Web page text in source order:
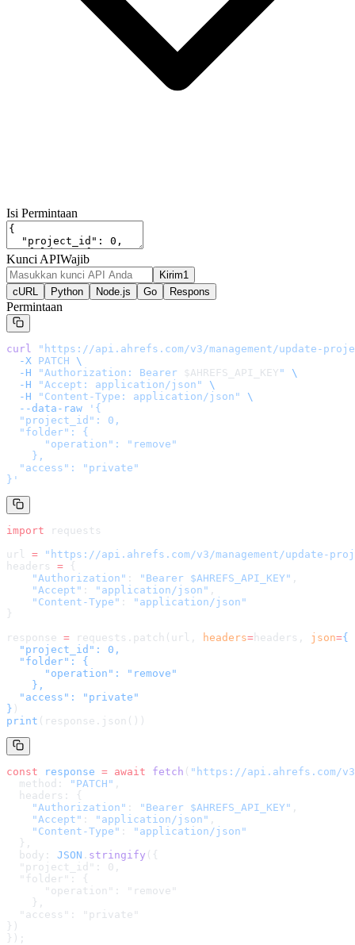
Isi Permintaan
Kunci APIWajib
Kirim1
cURL
Python Node.js Go Respons
Permintaan
curl " https://api.ahrefs.com/v3/management/update-
  -X
PATCH \
  -H
"Authorization: Bearer $AHREFS_API_KEY "
\
  -H
"Accept: application/json"
\
  -H
"Content-Type: application/json"
\
  --data-raw
' {
  "project_id": 0,
  "folder": {
      "operation": "remove"
    },
  "access": "private"
} '
import requests
url = " https://api.ahrefs.com/v3/management/update-
headers = {
    "Authorization"
: "Bearer $AHREFS_API_KEY" ,
    "Accept"
: "application/json" ,
    "Content-Type"
:
"application/json"
}
response = requests.patch(url, headers= headers , json={
  "project_id": 0,
  "folder": {
      "operation": "remove"
    },
  "access": "private"
} )
print (response.json())
const response = await fetch ( " https://api.ahrefs.com/
  method:
"PATCH" ,
  headers: {
    "Authorization"
: "Bearer $AHREFS_API_KEY" ,
    "Accept"
: "application/json" ,
    "Content-Type"
:
"application/json"
  },
  body:
JSON . stringify ( {
  "project_id": 0,
  "folder": {
      "operation": "remove"
    },
  "access": "private"
} )
});